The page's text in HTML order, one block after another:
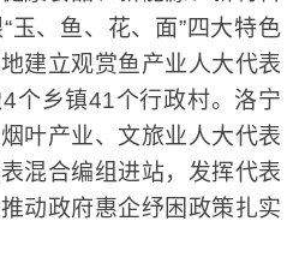
玉、鱼、花、面”四大特色
建立观赏鱼产业人大代表
个乡镇41个行政村。洛宁
叶产业、文旅业人大代表
混合编组进站，发挥代表
动政府惠企纾困政策扎实